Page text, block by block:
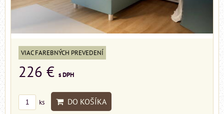
VIAC FAREBNÝCH PREVEDENÍ
226 € s DPH
ks DO KOŠÍKA